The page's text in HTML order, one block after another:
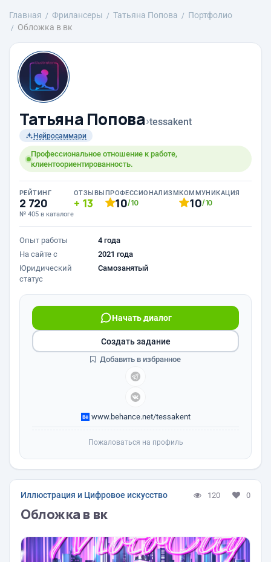
Главная Фрилансеры Татьяна Попова
Портфолио
Обложка в вк
Татьяна Попова›tessakent
Нейросаммари
Профессиональное отношение к работе,
клиентоориентированность.
РЕЙТИНГ
2 720
№ 405 в каталоге
ОТЗЫВЫ
13
ПРОФЕССИОНАЛИЗМ
10/10
КОММУНИКАЦИЯ
10/10
Опыт работы
4 года
На сайте с
2021 года
Юридический
статус
Самозанятый
Начать диалог
www.behance.net/tessakent
Создать задание
Добавить в избранное
Пожаловаться на профиль
Иллюстрация и Цифровое искусство 120 0
Обложка в вк